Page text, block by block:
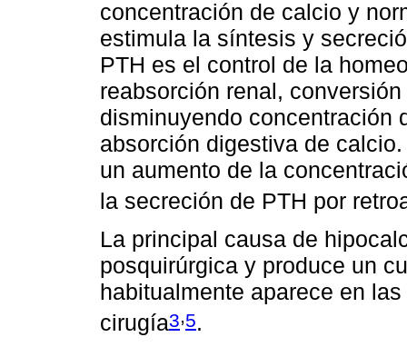
concentración de calcio y
estimula la síntesis y
PTH es el control de la
reabsorción renal,
disminuyendo concentración
absorción digestiva de
un aumento de la
la secreción de PTH por
La principal causa de
posquirúrgica y produce un
habitualmente aparece en
cirugía3,5.